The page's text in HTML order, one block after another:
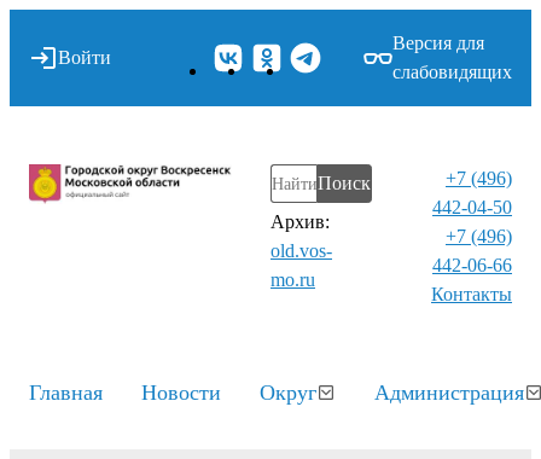
Войти
Версия для
слабовидящих
Поиск
Архив:
old.vos-
mo.ru
+7 (496)
442-04-50
+7 (496)
442-06-66
Контакты⁠
Главная Новости Округ Администрация